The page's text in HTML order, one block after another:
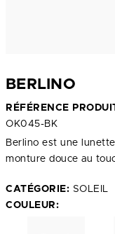
BERLINO
RÉFÉRENCE
OK045-BK
Berlino est une
monture douce au
CATÉGORIE: SOLEIL
COULEUR: